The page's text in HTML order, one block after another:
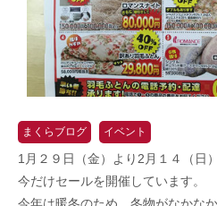
まくらブログ イベント
1月２９日（金）より2月１４（日
今だけセールを開催しています。